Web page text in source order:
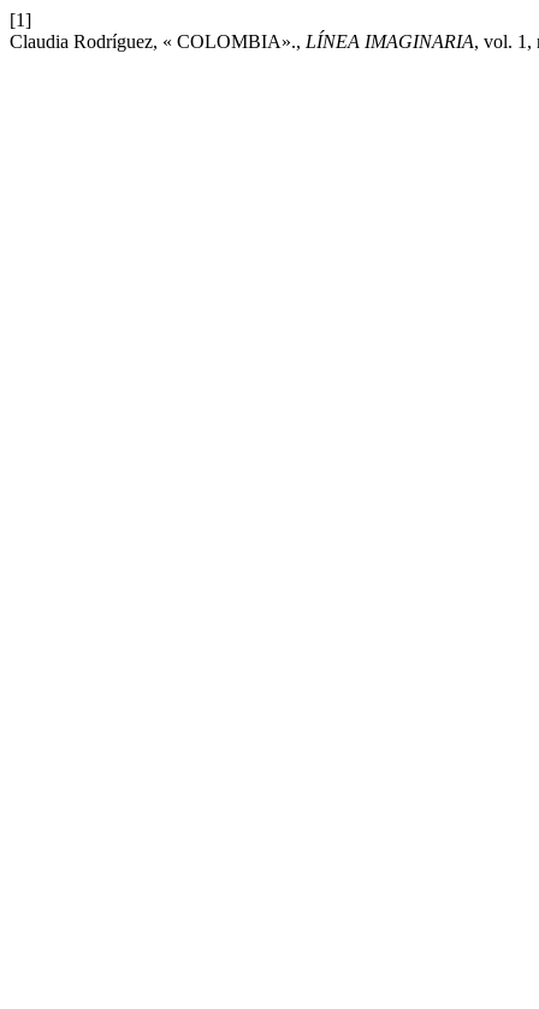
[1]
Claudia Rodríguez, « COLOMBIA»., LÍNEA IMAGINARIA, vol. 1,